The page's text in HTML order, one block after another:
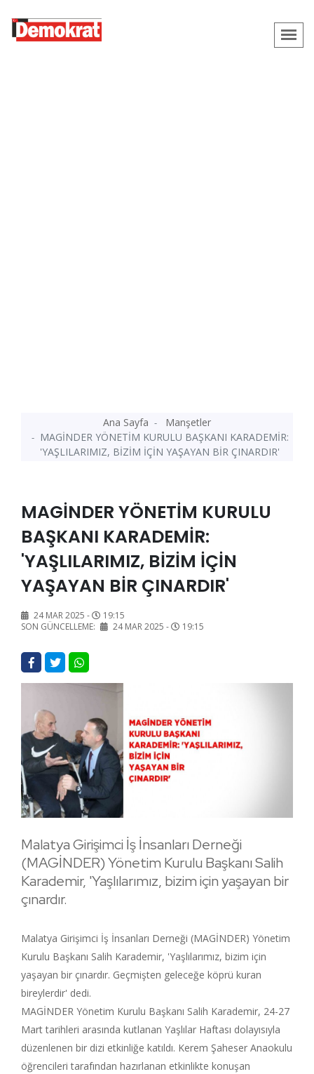
Ana Sayfa
Manşetler
MAGİNDER YÖNETİM KURULU BAŞKANI KARADEMİR:
'YAŞLILARIMIZ, BİZİM İÇİN YAŞAYAN BİR ÇINARDIR'
MAGİNDER YÖNETİM KURULU
BAŞKANI KARADEMİR:
'YAŞLILARIMIZ, BİZİM İÇİN
YAŞAYAN BİR ÇINARDIR'
24 MAR 2025 -
19:15
SON GÜNCELLEME:
24 MAR 2025 - 19:15
Malatya Girişimci İş İnsanları Derneği
(MAGİNDER) Yönetim Kurulu Başkanı Salih
Karademir, 'Yaşlılarımız, bizim için yaşayan bir
çınardır.
Malatya Girişimci İş İnsanları Derneği (MAGİNDER) Yönetim
Kurulu Başkanı Salih Karademir, 'Yaşlılarımız, bizim için
yaşayan bir çınardır. Geçmişten geleceğe köprü kuran
bireylerdir' dedi.
MAGİNDER Yönetim Kurulu Başkanı Salih Karademir, 24-27
Mart tarihleri arasında kutlanan Yaşlılar Haftası dolayısıyla
düzenlenen bir dizi etkinliğe katıldı. Kerem Şaheser Anaokulu
öğrencileri tarafından hazırlanan etkinlikte konuşan